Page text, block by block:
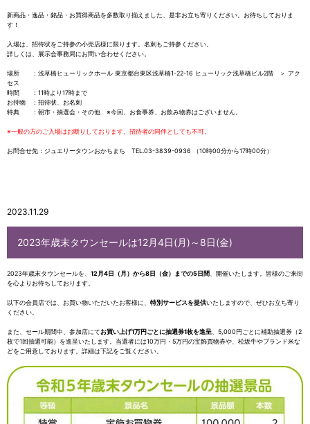
新商品・逸品・銘品・お買得商品を多数取り揃えました、是非お立ち寄りください。お待ちしておりま
す！
入場は、招待状をご持参の小売店様に限ります。名刺もご持参ください。
詳しくは、展示会事務局にお問い合わせください。
場所 ：浅草橋ヒューリックホール 東京都台東区浅草橋1-22-16 ヒューリック浅草橋ビル2階
＞ アク
セス
時間 ：11時より17時まで
お持物 ：招待状、お名刺
特典 ：朝市・抽選会・その他 ※今回、お食事券、お飲み物券はございません。
※一般の方のご入場はお断りしております。招待者の同伴としても不可。
お問合せ先：ジュエリータウンおかちまち TEL.03-3839-0936 （10時00分から17時00分）
2023.11.29
2023年歳末タウンセールは12月4日(月)～8日(金)
2023年歳末タウンセールを、 12月4日（月）から8日（金）までの5日間 、開催いたします。皆様のご来街
を心よりお待ちしております。
以下の会員店では、お買い物いただいたお客様に、 特別サービスを提供いたしますので、ぜひお立ち寄り
ください。
また、セール期間中、参加店にてお買い上げ1万円ごとに抽選券1枚を進呈 、5,000円ごとに補助抽選券（2
枚で1回抽選可能）を進呈いたします。当選者には10万円・5万円の宝飾買物券や、松坂牛やブランド米な
どをご用意しております。詳細は下記をご覧ください。